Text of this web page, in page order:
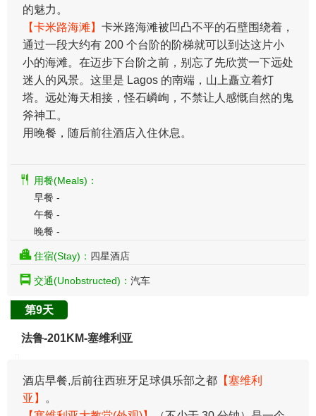
的魅力。
【卡米路海滩】 卡米路海滩被凹凸不平的石壁围绕着，
通过一段大约有 200 个台阶的阶梯就可以到达这片小
小的海滩。在迈步下台阶之前，别忘了先欣赏一下远处
迷人的风景。这里是 Lagos 的南端，山上矗立着灯
塔。远处海天相接，怪石嶙峋，不禁让人感慨自然的鬼
斧神工。
用晚餐，随后前往酒店入住休息。
用餐(Meals)：
早餐 -
午餐 -
晚餐 -
住宿(Stay)： 四星酒店
交通(Unobstructed)： 汽车
第9天
法鲁-201KM-塞维利亚
酒店早餐,后前往西班牙足球俱乐部之都 【塞维利
亚】
。